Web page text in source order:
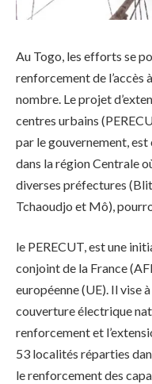
Au Togo, les efforts se
renforcement de l’accès
nombre. Le projet
centres urbains
par le gouvernement,
dans la région Centrale
diverses préfectures
Tchaoudjo et Mô),
le PERECUT, est une
conjoint de la France
européenne (UE). Il vise
couverture électrique
renforcement et
53 localités réparties
le renforcement des